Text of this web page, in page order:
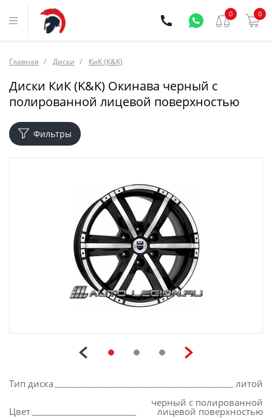
0 0
Главная Диски КиК (K&K)
Диски КиК (K&K) Окинава черный с
полированной лицевой поверхностью
Фильтры
Тип диска литой
Цвет
черный с полированной
лицевой поверхностью